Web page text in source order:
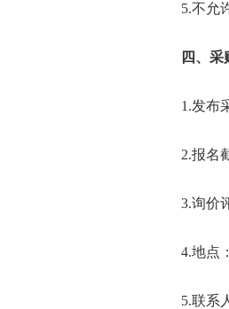
5.不允
四、采
1.发布
2.报名
3.询价
4.地点
5.联系